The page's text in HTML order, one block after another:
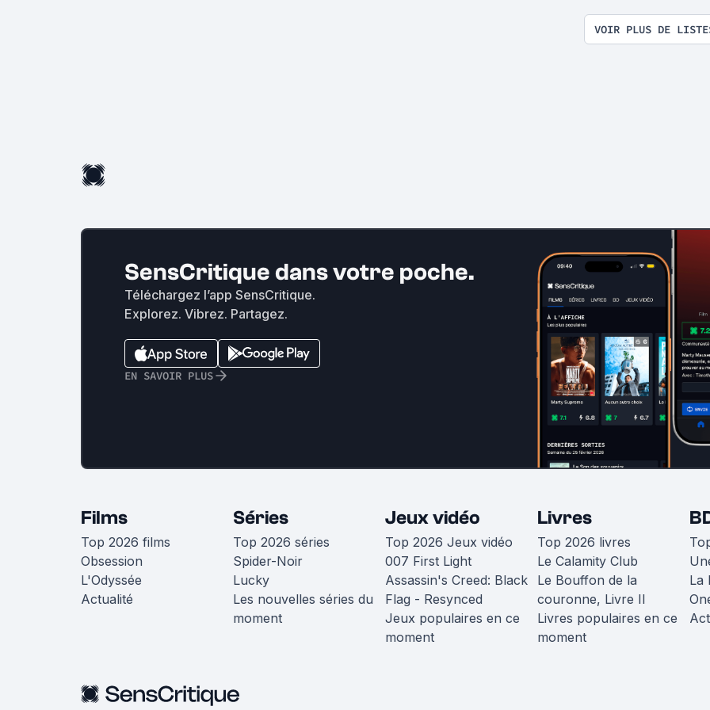
VOIR PLUS DE
SensCritique dans votre poche.
Téléchargez l’app SensCritique.
Explorez. Vibrez. Partagez.
EN SAVOIR PLUS
Films
Top 2026 films
Obsession
L'Odyssée
Actualité
Séries
Top 2026 séries
Spider-Noir
Lucky
Les nouvelles séries du
moment
Jeux vidéo
Top 2026 Jeux vidéo
007 First Light
Assassin's Creed: Black
Flag - Resynced
Jeux populaires en ce
moment
Livres
Top 2026 livres
Le Calamity Club
Le Bouffon de la
couronne, Livre II
Livres populaires en ce
moment
La